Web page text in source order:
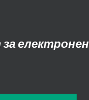
електронен